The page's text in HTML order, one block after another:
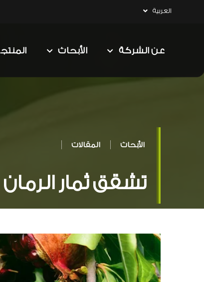
العربية
عن الشركة الأبحاث
الأبحاث المقالات
تشقق ثمار الرمان